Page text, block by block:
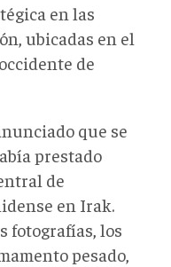
en las
ubicadas en el
de
que se
prestado
de
en Irak.
fotografías, los
pesado,